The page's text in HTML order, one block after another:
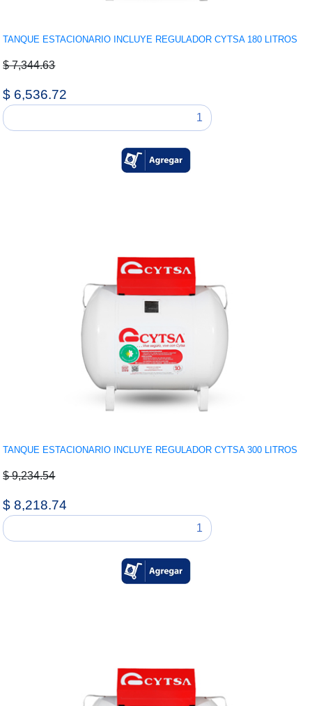
TANQUE ESTACIONARIO INCLUYE REGULADOR CYTSA 180 LITROS
$ 7,344.63
$ 6,536.72
TANQUE ESTACIONARIO INCLUYE REGULADOR CYTSA 300 LITROS
$ 9,234.54
$ 8,218.74